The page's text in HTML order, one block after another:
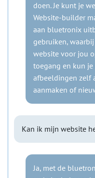
doen. Je kunt je
Website-builder
aan bluetronix
gebruiken,
website voor jou
toegang en kun
afbeeldingen zelf
aanmaken of
Kan ik mijn website
Ja, met de